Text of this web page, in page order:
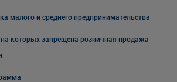
малого и среднего предпринимательства
которых запрещена розничная продажа